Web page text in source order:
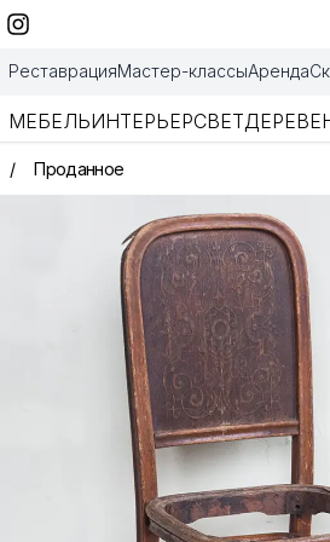
РеставрацияМастер-классыАренда
МЕБЕЛЬИНТЕРЬЕРСВЕТ
/ Проданное